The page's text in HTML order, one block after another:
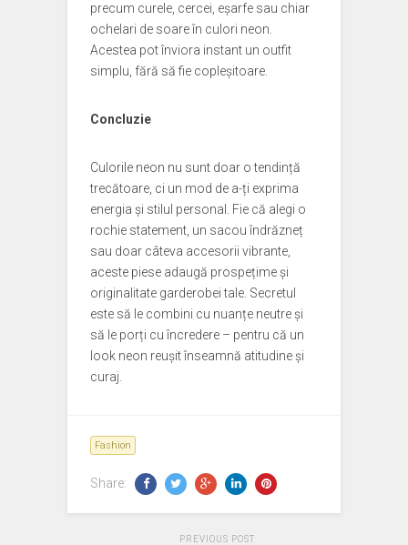
precum curele, cercei, eșarfe sau chiar
ochelari de soare în culori neon.
Acestea pot înviora instant un outfit
simplu, fără să fie copleșitoare.
Concluzie
Culorile neon nu sunt doar o tendință
trecătoare, ci un mod de a-ți exprima
energia și stilul personal. Fie că alegi o
rochie statement, un sacou îndrăzneț
sau doar câteva accesorii vibrante,
aceste piese adaugă prospețime și
originalitate garderobei tale. Secretul
este să le combini cu nuanțe neutre și
să le porți cu încredere – pentru că un
look neon reușit înseamnă atitudine și
curaj.
Fashion
Share:
PREVIOUS POST